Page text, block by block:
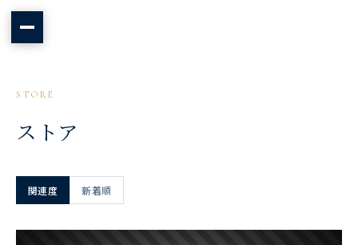
STORE
ストア
関連度 新着順